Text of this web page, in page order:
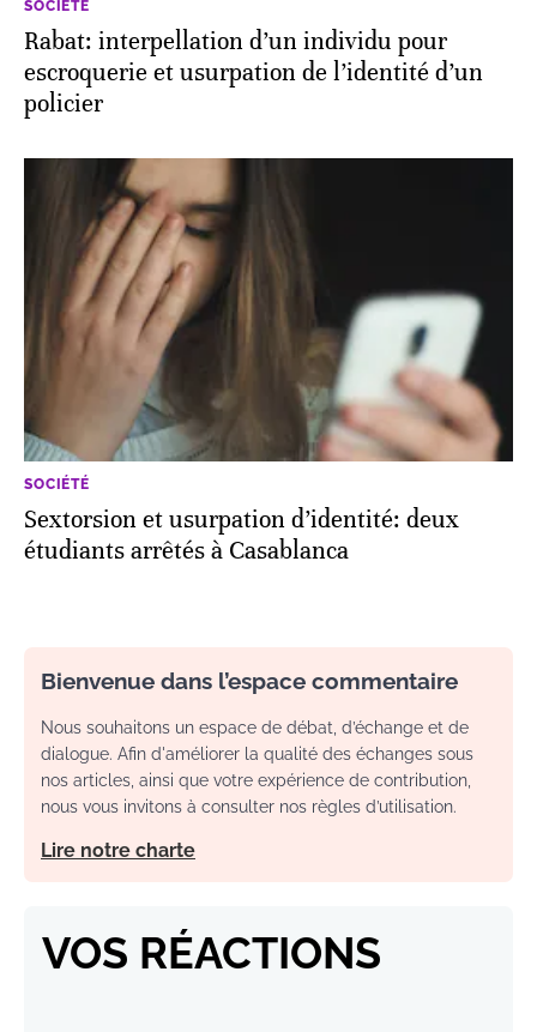
SOCIÉTÉ
Rabat: interpellation d’un individu pour
escroquerie et usurpation de l’identité d’un
policier
SOCIÉTÉ
Sextorsion et usurpation d’identité: deux
étudiants arrêtés à Casablanca
Bienvenue dans l’espace commentaire
Nous souhaitons un espace de débat, d’échange et de
dialogue. Afin d'améliorer la qualité des échanges sous
nos articles, ainsi que votre expérience de contribution,
nous vous invitons à consulter nos règles d’utilisation.
Lire notre charte
VOS RÉACTIONS